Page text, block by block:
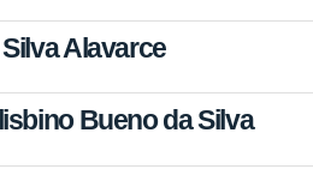
Alavarce
Bueno da Silva